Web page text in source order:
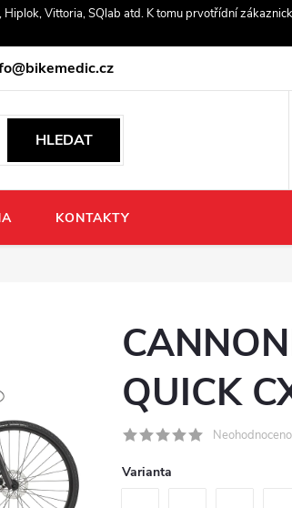
Vittoria, SQlab atd. K tomu prvotřídní
HLEDAT
KONTAKTY
QUICK
Neohodnoceno
Varianta